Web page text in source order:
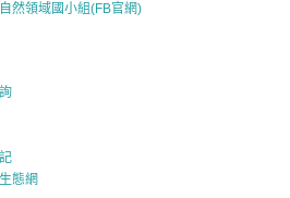
然領域國小組(FB官網)
態網